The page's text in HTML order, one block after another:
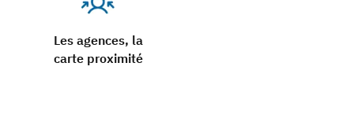
Les agences, la
carte proximité